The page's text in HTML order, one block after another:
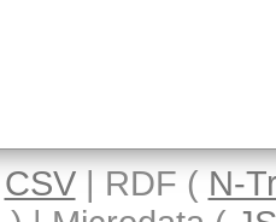
CSV| RDF ( N-